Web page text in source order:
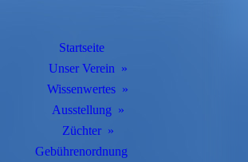
Startseite
Unser Verein
Wissenwertes
Ausstellung
Züchter
Gebührenordnung